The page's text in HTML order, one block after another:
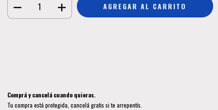
Comprá y cancelá cuando quieras.
Tu compra está protegida, cancelá gratis si te arrepentís.